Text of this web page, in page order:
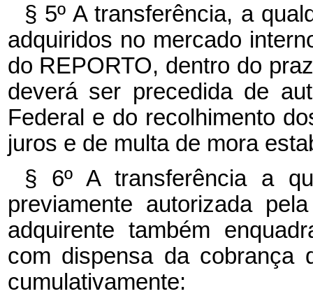
§ 5º A transferência, a
adquiridos no mercado
do REPORTO, dentro do
deverá ser precedida de
Federal e do recolhimento
juros e de multa de mora
§ 6º A transferência a
previamente autorizada
adquirente também
com dispensa da cobrança
cumulativamente: